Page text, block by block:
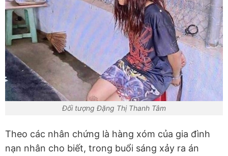
Đối tượng Đặng Thị Thanh Tâm
Theo các nhân chứng là hàng xóm của gia đình
nạn nhân cho biết, trong buổi sáng xảy ra án